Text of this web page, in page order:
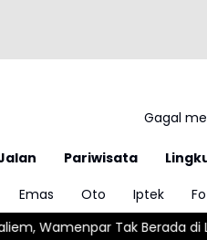
Gagal
Pariwisata
Emas Oto Iptek
di Lokasi Isuzu New